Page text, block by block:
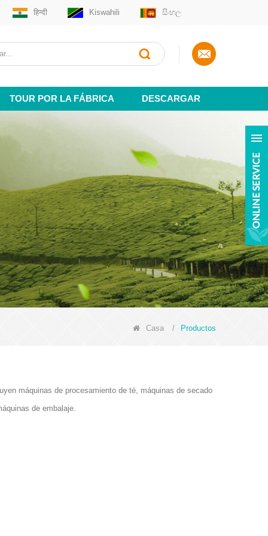
हिन्दी Kiswahili සිංහල
TOUR POR LA FÁBRICA DESCARGAR
Casa / Productos
máquinas de procesamiento de té, máquinas de secado
de embalaje.